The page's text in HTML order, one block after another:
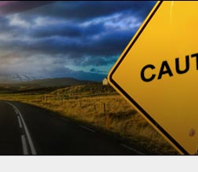
аналитика
Форекс-oбзоры
анализ